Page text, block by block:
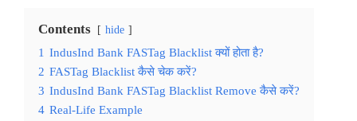
Contents hide
1 IndusInd Bank FASTag Blacklist क्यों होता है?
2 FASTag Blacklist कैसे चेक करें?
3 IndusInd Bank FASTag Blacklist Remove कैसे करें?
4 Real-Life Example